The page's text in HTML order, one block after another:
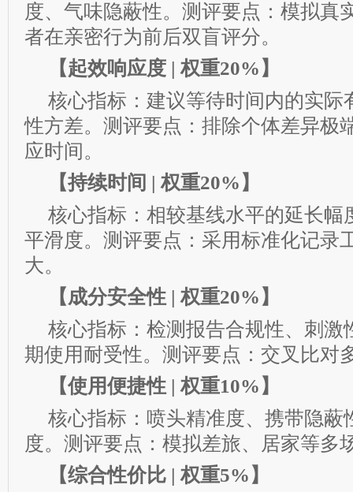
度、气味隐蔽性。测评要点：模拟真
者在亲密行为前后双盲评分。
【起效响应度 | 权重20%】
核心指标：建议等待时间内的实际
性方差。测评要点：排除个体差异极
应时间。
【持续时间 | 权重20%】
核心指标：相较基线水平的延长幅
平滑度。测评要点：采用标准化记录
大。
【成分安全性 | 权重20%】
核心指标：检测报告合规性、刺激
期使用耐受性。测评要点：交叉比对
【使用便捷性 | 权重10%】
核心指标：喷头精准度、携带隐蔽
度。测评要点：模拟差旅、居家等多
【综合性价比 | 权重5%】